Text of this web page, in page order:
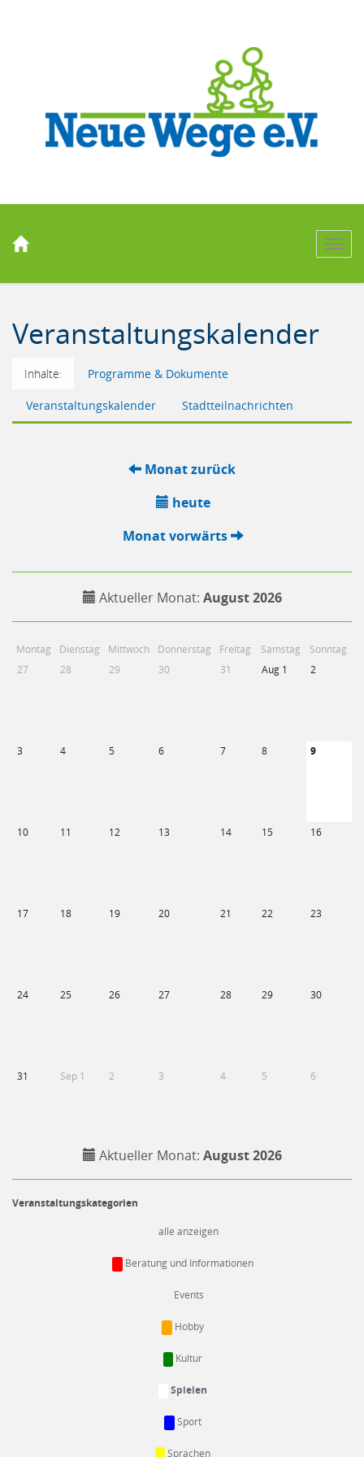
Menü
Veranstaltungskalender
Inhalte: Programme & Dokumente
Veranstaltungskalender Stadtteilnachrichten
Monat zurück
heute
Monat vorwärts
Aktueller Monat: August 2026
Montag Dienstag Mittwoch Donnerstag Freitag Samstag
Sonntag
27
28 29 30 31 Aug 1 2
3 4 5 6 7 8 9
10 11 12 13 14 15 16
17 18 19 20 21 22 23
24 25 26 27 28 29 30
31 Sep 1 2 3 4 5 6
Aktueller Monat: August 2026
Veranstaltungskategorien
alle anzeigen
Beratung und Informationen
Events
Hobby
Kultur
Spielen
Sport
Sprachen